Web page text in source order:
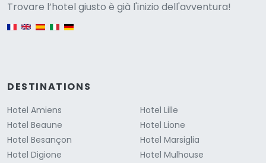
Trovare l’hotel giusto è già l'inizio dell'avventura!
English version
DESTINATIONS
Hotel Amiens
Hotel Beaune
Hotel Besançon
Hotel Digione
Hotel Lille
Hotel Lione
Hotel Marsiglia
Hotel Mulhouse